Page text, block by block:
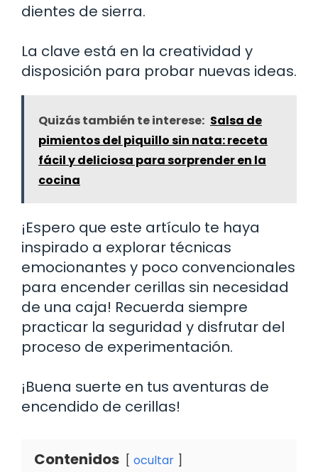
dientes de sierra.
La clave está en la creatividad y
disposición para probar nuevas ideas.
Quizás también te interese: Salsa de
pimientos del piquillo sin nata: receta
fácil y deliciosa para sorprender en la
cocina
¡Espero que este artículo te haya
inspirado a explorar técnicas
emocionantes y poco convencionales
para encender cerillas sin necesidad
de una caja! Recuerda siempre
practicar la seguridad y disfrutar del
proceso de experimentación.
¡Buena suerte en tus aventuras de
encendido de cerillas!
Contenidos ocultar